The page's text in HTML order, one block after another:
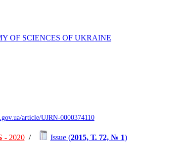
OF SCIENCES OF UKRAINE
article/UJRN-0000374110
- 2020/ Issue (2015, Т. 72, № 1)